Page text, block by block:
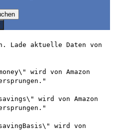
Lade aktuelle Daten von
wird von Amazon
wird von Amazon
wird von